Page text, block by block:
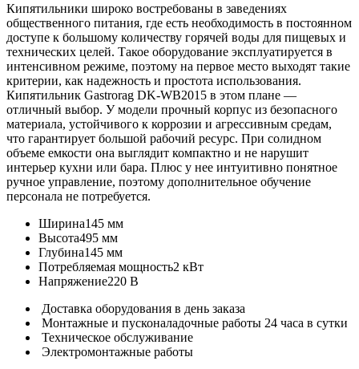
Кипятильники широко востребованы в заведениях
общественного питания, где есть необходимость в постоянном
доступе к большому количеству горячей воды для пищевых и
технических целей. Такое оборудование эксплуатируется в
интенсивном режиме, поэтому на первое место выходят такие
критерии, как надежность и простота использования.
Кипятильник Gastrorag DK-WB2015 в этом плане —
отличный выбор. У модели прочный корпус из безопасного
материала, устойчивого к коррозии и агрессивным средам,
что гарантирует большой рабочий ресурс. При солидном
объеме емкости она выглядит компактно и не нарушит
интерьер кухни или бара. Плюс у нее интуитивно понятное
ручное управление, поэтому дополнительное обучение
персонала не потребуется.
Ширина145 мм
Высота495 мм
Глубина145 мм
Потребляемая мощность2 кВт
Напряжение220 В
Доставка оборудования в день заказа
Монтажные и пусконаладочные работы 24 часа в сутки
Техническое обслуживание
Электромонтажные работы